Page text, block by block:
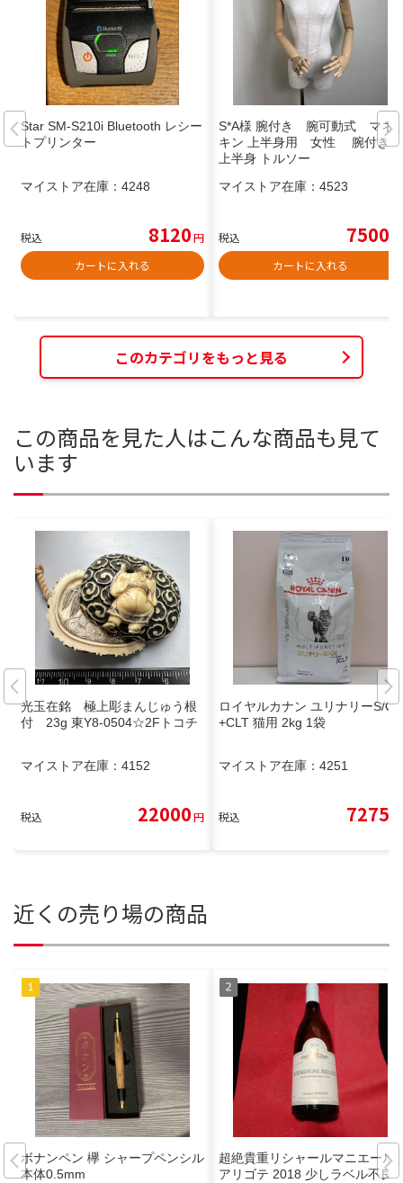
Star SM-S210i Bluetooth レシー
トプリンター
マイストア在庫： 4248
税込 8120円
カートに入れる
S*A様 腕付き 腕可動式 マネ
キン 上半身用 女性 腕付き
上半身 トルソー
マイストア在庫： 4523
税込 7500
カートに入れる
このカテゴリをもっと見る
この商品を見た人はこんな商品も見て
います
光玉在銘 極上彫まんじゅう根
付 23g 東Y8-0504☆2Fトコチ
マイストア在庫： 4152
税込 22000円
ロイヤルカナン ユリナリーS/O
+CLT 猫用 2kg 1袋
マイストア在庫： 4251
税込 7275
近くの売り場の商品
ボナンペン 欅 シャープペンシル
本体0.5mm
超絶貴重リシャールマニエール
アリゴテ 2018 少しラベル不良